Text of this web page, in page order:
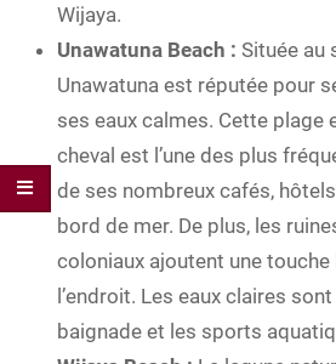
Wijaya.
Unawatuna Beach : Située au
Unawatuna est réputée pour
ses eaux calmes. Cette plage
cheval est l’une des plus
de ses nombreux cafés,
bord de mer. De plus, les
coloniaux ajoutent une
l’endroit. Les eaux claires
baignade et les sports